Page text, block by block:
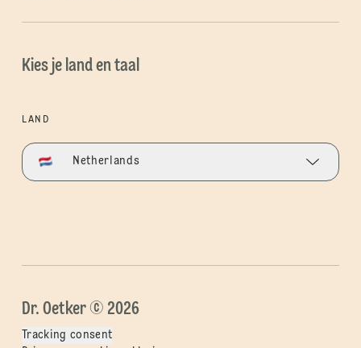
Kies je land en taal
LAND
Netherlands
Dr. Oetker © 2026
Tracking consent